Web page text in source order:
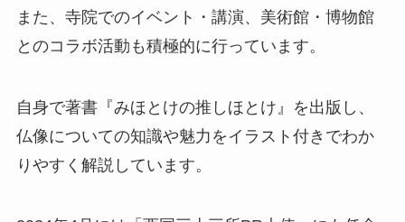
また、寺院でのイベント・講演、美術館・博物館
とのコラボ活動も積極的に行っています。
自身で著書『みほとけの推しほとけ』を出版し、
仏像についての知識や魅力をイラスト付きでわか
りやすく解説しています。